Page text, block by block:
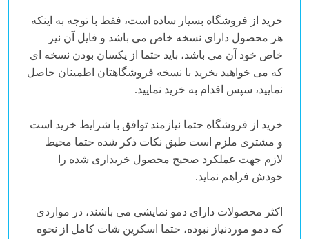
خرید از فروشگاه بسیار ساده است، فقط با توجه به اینکه
هر محصول دارای نسخه خاص می باشد و فایل آن نیز
خاص خود آن می باشد، باید حتما از یکسان بودن نسخه ای
که می خواهید بخرید با نسخه فروشگاهتان اطمینان حاصل
نمایید، سپس اقدام به خرید نمایید.
خرید از فروشگاه حتما نیازمند توافق با شرایط خرید است
و مشتری ملزم است طبق نکات ذکر شده حتما محیط
لازم جهت عملکرد صحیح محصول خریداری شده را
خودش فراهم نماید.
اکثر محصولات دارای دمو نمایشی می باشند، در مواردی
که دمو موردنیاز نبوده، حتما اسکرین شات کامل از نحوه